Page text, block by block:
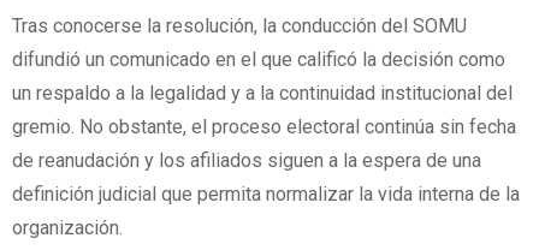
Tras conocerse la resolución, la conducción del SOMU
difundió un comunicado en el que calificó la decisión como
un respaldo a la legalidad y a la continuidad institucional del
gremio. No obstante, el proceso electoral continúa sin fecha
de reanudación y los afiliados siguen a la espera de una
definición judicial que permita normalizar la vida interna de la
organización.